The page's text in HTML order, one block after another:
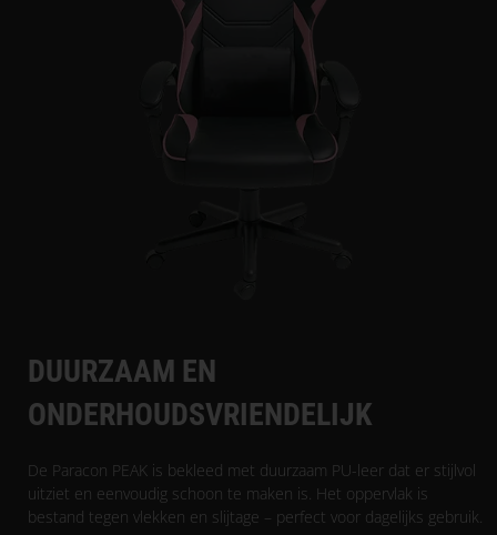
DUURZAAM EN
ONDERHOUDSVRIENDELIJK
De Paracon PEAK is bekleed met duurzaam PU-leer dat er stijlvol
uitziet en eenvoudig schoon te maken is. Het oppervlak is
bestand tegen vlekken en slijtage – perfect voor dagelijks gebruik.